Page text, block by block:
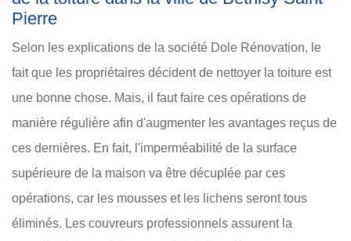
Pierre
Selon les explications de la société Dole Rénovation, le
fait que les propriétaires décident de nettoyer la toiture est
une bonne chose. Mais, il faut faire ces opérations de
manière régulière afin d'augmenter les avantages reçus de
ces dernières. En fait, l'imperméabilité de la surface
supérieure de la maison va être décuplée par ces
opérations, car les mousses et les lichens seront tous
éliminés. Les couvreurs professionnels assurent la